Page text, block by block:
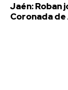
Jaén: Roban
Coronada